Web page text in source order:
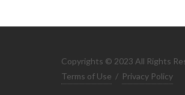
Copyrights © 2023 All Rights
Terms of Use / Privacy Policy